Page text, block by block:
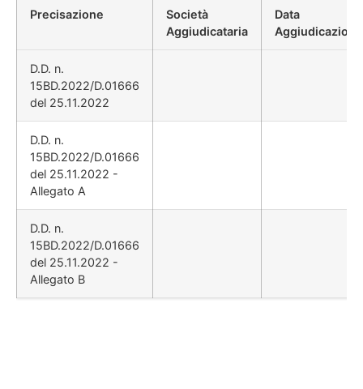
Precisazione
Società
Aggiudicataria
Data
Aggiudicazione
D.D. n.
15BD.2022/D.01666
del 25.11.2022
D.D. n.
15BD.2022/D.01666
del 25.11.2022 -
Allegato A
D.D. n.
15BD.2022/D.01666
del 25.11.2022 -
Allegato B